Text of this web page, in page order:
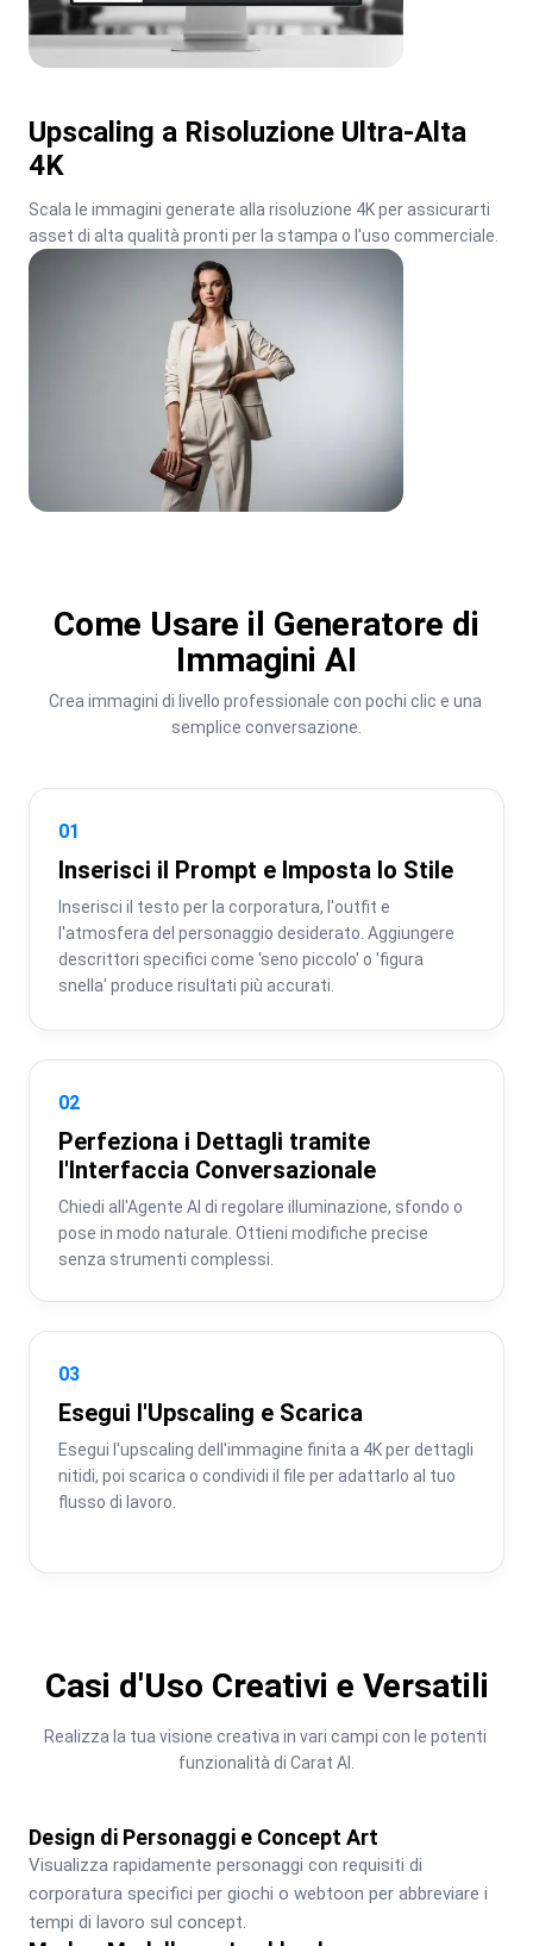
Upscaling a Risoluzione Ultra-Alta
4K
Scala le immagini generate alla risoluzione 4K per assicurarti
asset di alta qualità pronti per la stampa o l'uso commerciale.
Come Usare il Generatore di
Immagini AI
Crea immagini di livello professionale con pochi clic e una
semplice conversazione.
01
Inserisci il Prompt e Imposta lo Stile
Inserisci il testo per la corporatura, l'outfit e
l'atmosfera del personaggio desiderato. Aggiungere
descrittori specifici come 'seno piccolo' o 'figura
snella' produce risultati più accurati.
02
Perfeziona i Dettagli tramite
l'Interfaccia Conversazionale
Chiedi all'Agente AI di regolare illuminazione, sfondo o
pose in modo naturale. Ottieni modifiche precise
senza strumenti complessi.
03
Esegui l'Upscaling e Scarica
Esegui l'upscaling dell'immagine finita a 4K per dettagli
nitidi, poi scarica o condividi il file per adattarlo al tuo
flusso di lavoro.
Casi d'Uso Creativi e Versatili
Realizza la tua visione creativa in vari campi con le potenti
funzionalità di Carat AI.
Design di Personaggi e Concept Art
Visualizza rapidamente personaggi con requisiti di
corporatura specifici per giochi o webtoon per abbreviare i
tempi di lavoro sul concept.